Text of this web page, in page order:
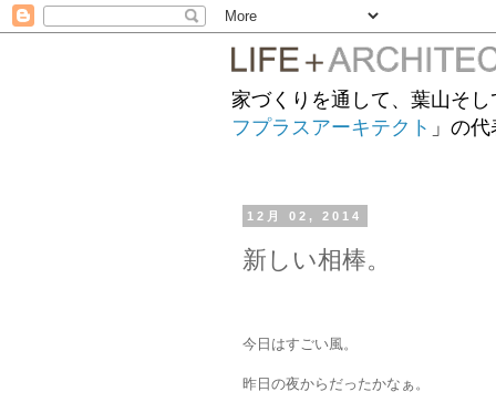
家づくりを通して、葉山そ
フプラスアーキテクト 」の
12月 02, 2014
新しい相棒。
今日はすごい風。
昨日の夜からだったかなぁ。